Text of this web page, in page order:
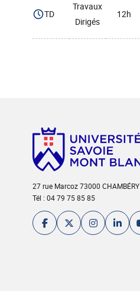
TD
Travaux
Dirigés
12h
27 rue Marcoz 73000 CHAMBÉRY
Tél : 04 79 75 85 85